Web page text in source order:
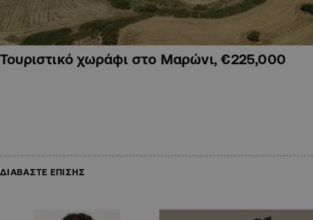
Τουριστικό χωράφι στο Μαρώνι, €225,000
ΔΙΑΒΑΣΤΕ ΕΠΙΣΗΣ